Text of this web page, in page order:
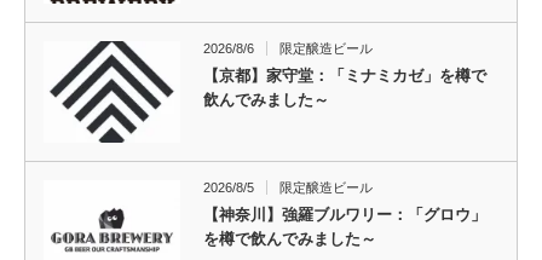
2026/8/6 限定醸造ビール
【京都】家守堂：「ミナミカゼ」を樽で
飲んでみました～
2026/8/5 限定醸造ビール
【神奈川】強羅ブルワリー：「グロウ」
を樽で飲んでみました～